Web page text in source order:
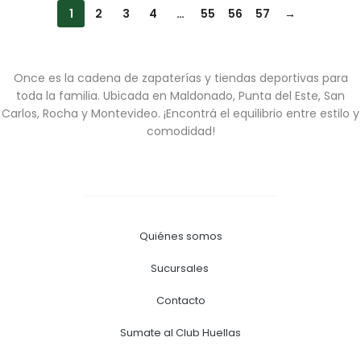
1 2 3 4 … 55 56 57 →
Once es la cadena de zapaterías y tiendas deportivas para
toda la familia. Ubicada en Maldonado, Punta del Este, San
Carlos, Rocha y Montevideo. ¡Encontrá el equilibrio entre estilo y
comodidad!
Quiénes somos
Sucursales
Contacto
Sumate al Club Huellas